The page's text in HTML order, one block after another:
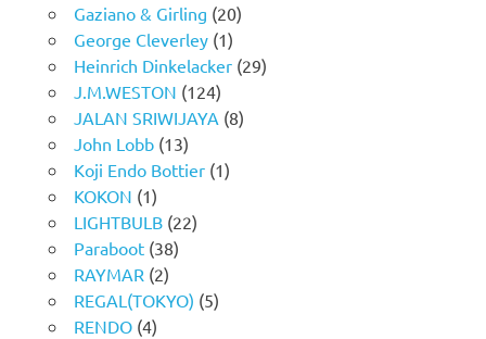
Gaziano & Girling (20)
George Cleverley(1)
Heinrich Dinkelacker(29)
J.M.WESTON (124)
JALAN SRIWIJAYA (8)
John Lobb(13)
Koji Endo Bottier(1)
KOKON (1)
LIGHTBULB(22)
Paraboot(38)
RAYMAR (2)
REGAL(TOKYO) (5)
RENDO(4)